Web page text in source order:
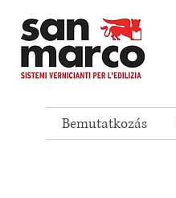
Bemutatkozás